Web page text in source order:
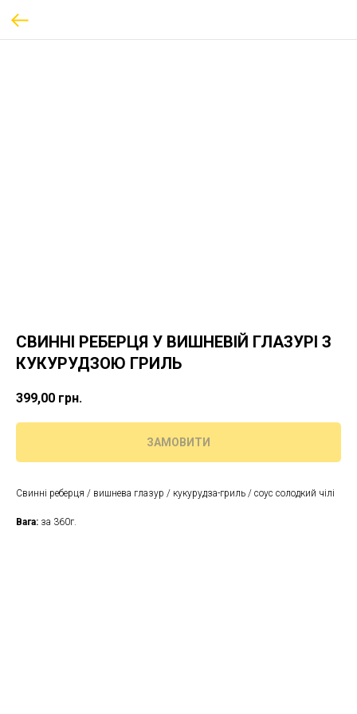
СВИННІ РЕБЕРЦЯ У ВИШНЕВІЙ ГЛАЗУРІ З
КУКУРУДЗОЮ ГРИЛЬ
399,00 грн.
ЗАМОВИТИ
Свинні реберця / вишнева глазур / кукурудза-гриль / соус солодкий чілі
Вага: за 360г.